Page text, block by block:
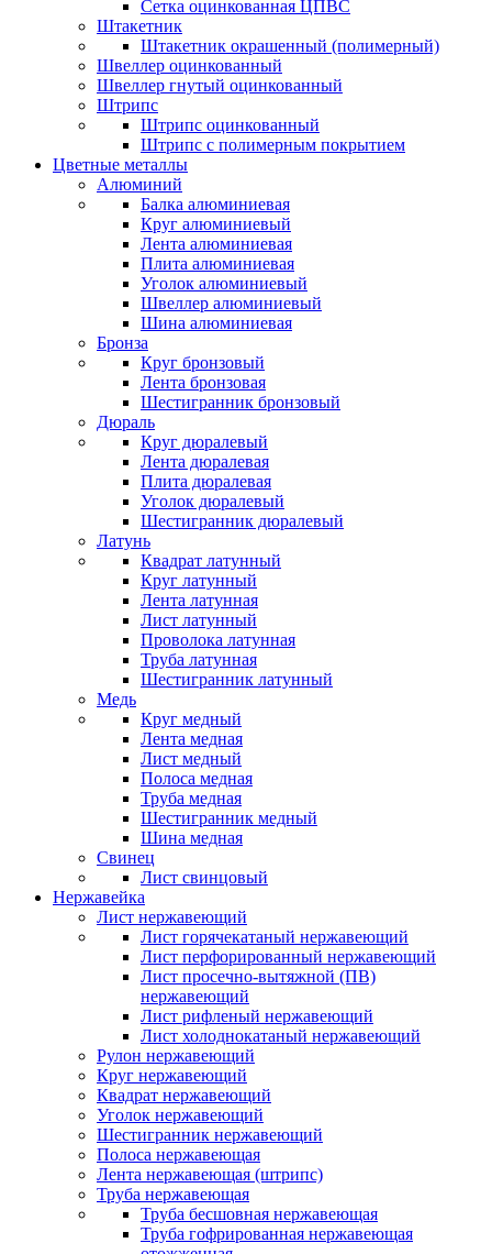
Сетка оцинкованная ЦПВС
Штакетник
Штакетник окрашенный (полимерный)
Швеллер оцинкованный
Швеллер гнутый оцинкованный
Штрипс
Штрипс оцинкованный
Штрипс с полимерным покрытием
Цветные металлы
Алюминий
Балка алюминиевая
Круг алюминиевый
Лента алюминиевая
Плита алюминиевая
Уголок алюминиевый
Швеллер алюминиевый
Шина алюминиевая
Бронза
Круг бронзовый
Лента бронзовая
Шестигранник бронзовый
Дюраль
Круг дюралевый
Лента дюралевая
Плита дюралевая
Уголок дюралевый
Шестигранник дюралевый
Латунь
Квадрат латунный
Круг латунный
Лента латунная
Лист латунный
Проволока латунная
Труба латунная
Шестигранник латунный
Медь
Круг медный
Лента медная
Лист медный
Полоса медная
Труба медная
Шестигранник медный
Шина медная
Свинец
Лист свинцовый
Нержавейка
Лист нержавеющий
Лист горячекатаный нержавеющий
Лист перфорированный нержавеющий
Лист просечно-вытяжной (ПВ)
нержавеющий
Лист рифленый нержавеющий
Лист холоднокатаный нержавеющий
Рулон нержавеющий
Круг нержавеющий
Квадрат нержавеющий
Уголок нержавеющий
Шестигранник нержавеющий
Полоса нержавеющая
Лента нержавеющая (штрипс)
Труба нержавеющая
Труба бесшовная нержавеющая
Труба гофрированная нержавеющая